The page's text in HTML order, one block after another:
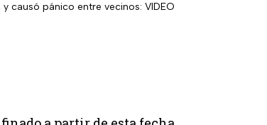
causó pánico entre vecinos: VIDEO